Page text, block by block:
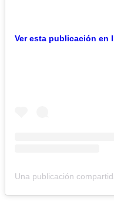
Ver esta publicación en